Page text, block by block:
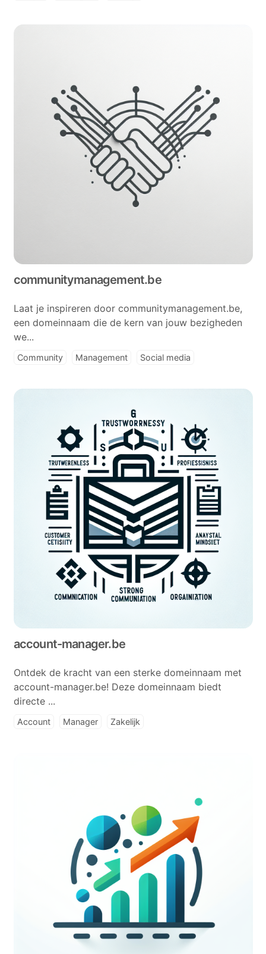
communitymanagement.be
Laat je inspireren door communitymanagement.be,
een domeinnaam die de kern van jouw bezigheden
we...
Community Management Social media
account-manager.be
Ontdek de kracht van een sterke domeinnaam met
account-manager.be! Deze domeinnaam biedt
directe ...
Account Manager Zakelijk